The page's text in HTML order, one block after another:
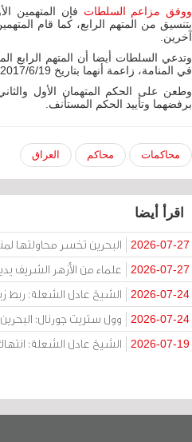
ووفق مزاعم السلطات
بتنسيق من المتهم الرابع، كما قام
آخرين.
وتدعي السلطات أيضا أن المتهم الرابع
في المنامة، زاعمة أنهما بتاريخ 19/‏6/‏2017 قاما بإطلاق أعيرة نارية على رجال الأمن المتمركزين بالقرب المعسكر.
وطعن على الحكم المتهمان الأول
برفضهما وتأييد الحكم المستأنف.
محاكمات محاكم العراق
اقرأ أيضا
2026-07-27 البحرين تخسر محاولتها
2026-07-27 علماء من الأزهر الشريف
2026-07-24 الشيخ عادل الشعلة: ربط
2026-07-24 وول ستريت جورنال:
2026-07-19 الشيخ عادل الشعلة: